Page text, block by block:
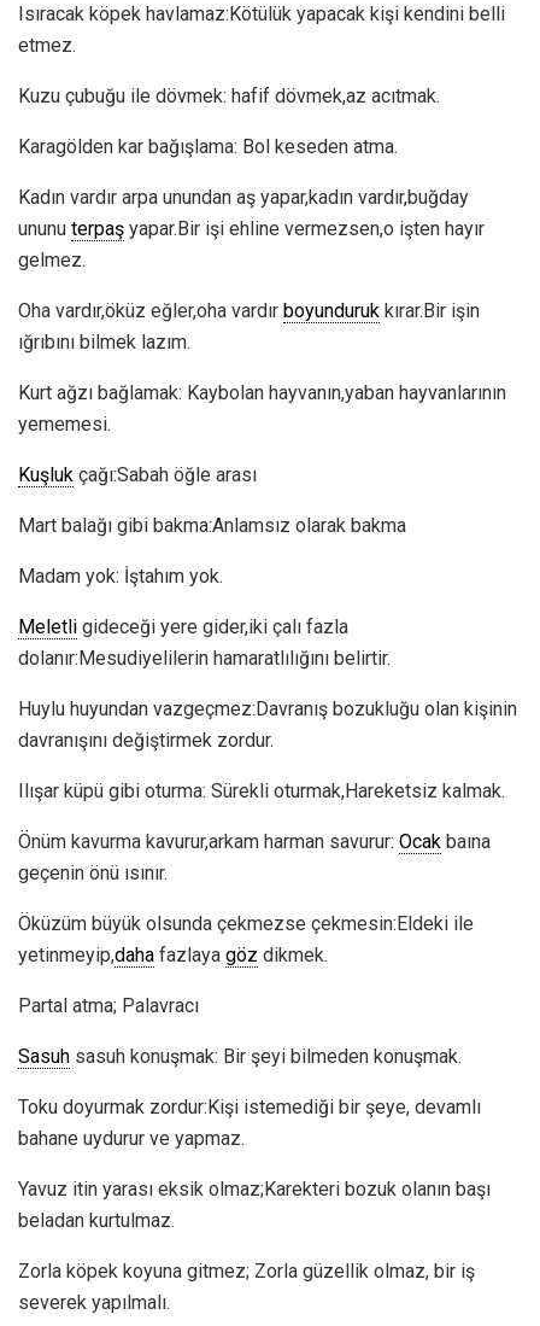
Isıracak köpek havlamaz:Kötülük yapacak kişi kendini belli
etmez.
Kuzu çubuğu ile dövmek: hafif dövmek,az acıtmak.
Karagölden kar bağışlama: Bol keseden atma.
Kadın vardır arpa unundan aş yapar,kadın vardır,buğday
ununu terpaş yapar.Bir işi ehline vermezsen,o işten hayır
gelmez.
Oha vardır,öküz eğler,oha vardır boyunduruk kırar.Bir işin
ığrıbını bilmek lazım.
Kurt ağzı bağlamak: Kaybolan hayvanın,yaban hayvanlarının
yememesi.
Kuşluk çağı:Sabah öğle arası
Mart balağı gibi bakma:Anlamsız olarak bakma
Madam yok: İştahım yok.
Meletli gideceği yere gider,iki çalı fazla
dolanır:Mesudiyelilerin hamaratlılığını belirtir.
Huylu huyundan vazgeçmez:Davranış bozukluğu olan kişinin
davranışını değiştirmek zordur.
Ilışar küpü gibi oturma: Sürekli oturmak,Hareketsiz kalmak.
Önüm kavurma kavurur,arkam harman savurur: Ocak baına
geçenin önü ısınır.
Öküzüm büyük olsunda çekmezse çekmesin:Eldeki ile
yetinmeyip,daha fazlaya göz dikmek.
Partal atma; Palavracı
Sasuh sasuh konuşmak: Bir şeyi bilmeden konuşmak.
Toku doyurmak zordur:Kişi istemediği bir şeye, devamlı
bahane uydurur ve yapmaz.
Yavuz itin yarası eksik olmaz;Karekteri bozuk olanın başı
beladan kurtulmaz.
Zorla köpek koyuna gitmez; Zorla güzellik olmaz, bir iş
severek yapılmalı.